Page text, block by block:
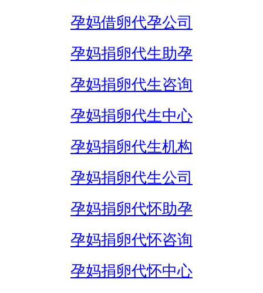
孕妈借卵代孕公司
孕妈捐卵代生助孕
孕妈捐卵代生咨询
孕妈捐卵代生中心
孕妈捐卵代生机构
孕妈捐卵代生公司
孕妈捐卵代怀助孕
孕妈捐卵代怀咨询
孕妈捐卵代怀中心